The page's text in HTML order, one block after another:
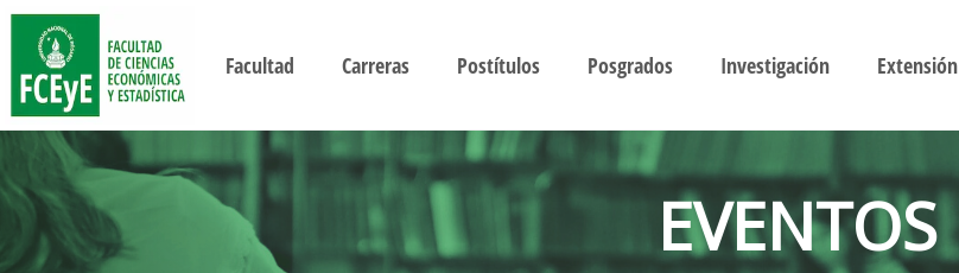
Facultad Carreras Postítulos Posgrados Investigación Extensión
EVENTOS